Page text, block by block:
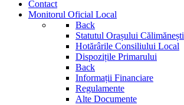
Contact
Monitorul Oficial Local
Back
Statutul Orașului Călimănești
Hotărârile Consiliului Local
Dispozițile Primarului
Back
Informații Financiare
Regulamente
Alte Documente